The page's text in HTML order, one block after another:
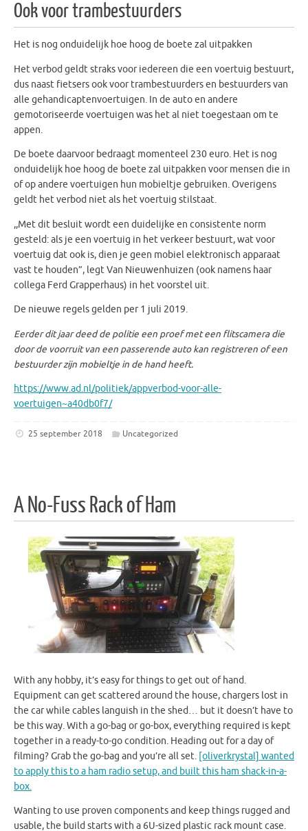
Ook voor trambestuurders
Het is nog onduide­lijk hoe hoog de boete zal uitpakken
Het verbod geldt straks voor iedereen die een voertuig bestuurt,
dus naast fietsers ook voor trambestuurders en bestuurders van
alle gehandicaptenvoertuigen. In de auto en andere
gemotoriseerde voertuigen was het al niet toegestaan om te
appen.
De boete daarvoor bedraagt momenteel 230 euro. Het is nog
onduidelijk hoe hoog de boete zal uitpakken voor mensen die in
of op andere voertuigen hun mobieltje gebruiken. Overigens
geldt het verbod niet als het voertuig stilstaat.
,,Met dit besluit wordt een duidelijke en consistente norm
gesteld: als je een voertuig in het verkeer bestuurt, wat voor
voertuig dat ook is, dien je geen mobiel elektronisch apparaat
vast te houden”, legt Van Nieuwenhuizen (ook namens haar
collega Ferd Grapperhaus) in het voorstel uit.
De nieuwe regels gelden per 1 juli 2019.
Eerder dit jaar deed de politie een proef met een flitscameradie
door de voorruit van een passerende auto kan registreren of een
bestuurder zijn mobieltje in de hand heeft.
https://www.ad.nl/politiek/appverbod-voor-alle-
voertuigen~a40db0f7/
25 september 2018 Uncategorized
A No-Fuss Rack of Ham
With any hobby, it’s easy for things to get out of hand.
Equipment can get scattered around the house, chargers lost in
the car while cables languish in the shed… but it doesn’t have to
be this way. With a go-bag or go-box, everything required is kept
together in a ready-to-go condition. Heading out for a day of
filming? Grab the go-bag and you’re all set. [oliverkrystal] wanted
to apply this to a ham radio setup, and built this ham shack-in-a-
box.
Wanting to use proven components and keep things rugged and
usable, the build starts with a 6U-sized plastic rack mount case.